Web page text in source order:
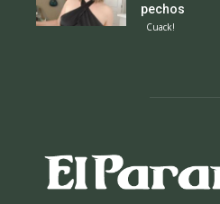
pechos
Cuack!